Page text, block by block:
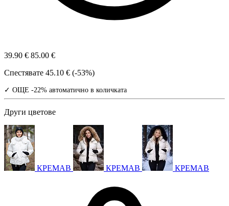
39.90 € 85.00 €
Спестявате 45.10 € (-53%)
✓ ОЩЕ -22% автоматично в количката
Други цветове
КРЕМАВ КРЕМАВ КРЕМАВ